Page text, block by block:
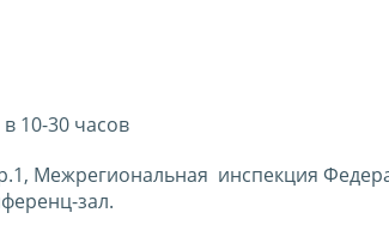
10-30 часов
Межрегиональная инспекция
зал.